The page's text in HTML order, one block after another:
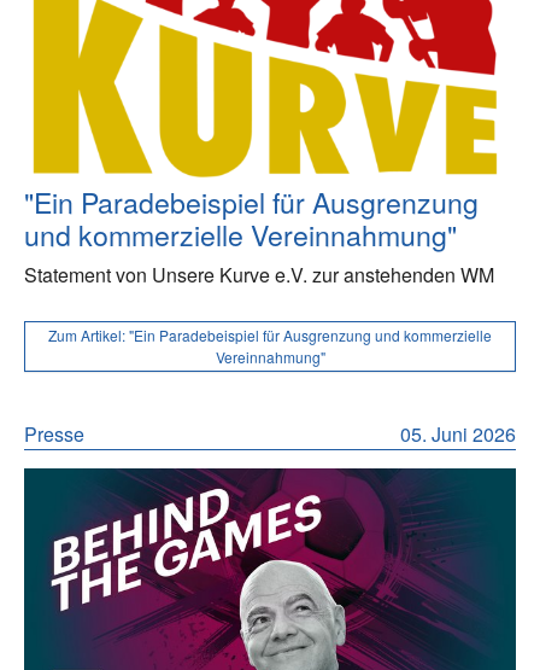
"Ein Paradebeispiel für Ausgrenzung
und kommerzielle Vereinnahmung"
Statement von Unsere Kurve e.V. zur anstehenden WM
Zum Artikel:"Ein Paradebeispiel für Ausgrenzung und kommerzielle
Vereinnahmung"
05. Juni 2026
Presse